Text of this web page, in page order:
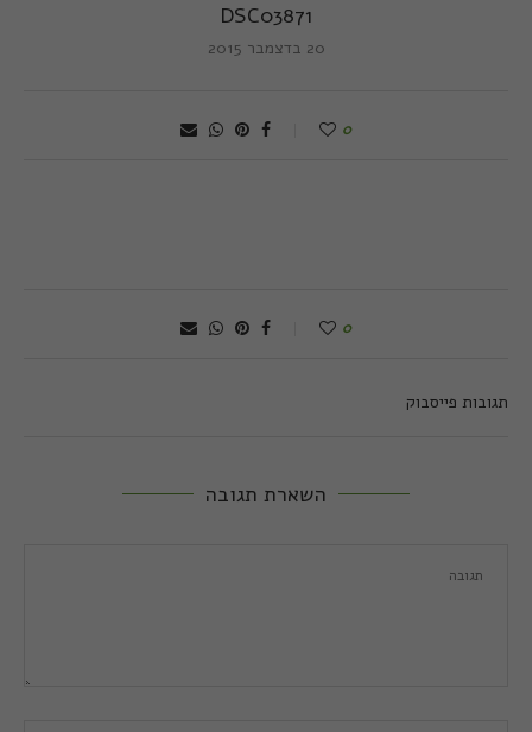
DSC03871
20 בדצמבר 2015
0
0
תגובות פייסבוק
השארת תגובה